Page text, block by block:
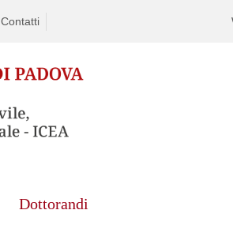
Contatti
Dottorandi